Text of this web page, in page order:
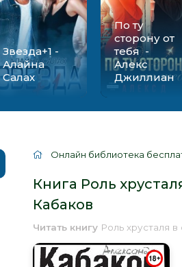
Звезда+1 -
Алайна
Салах
По ту
сторону от
тебя -
Алекс
Джиллиан
Онлайн библиотека
Книга Роль
Кабаков
Читать книгу Роль хрусталя